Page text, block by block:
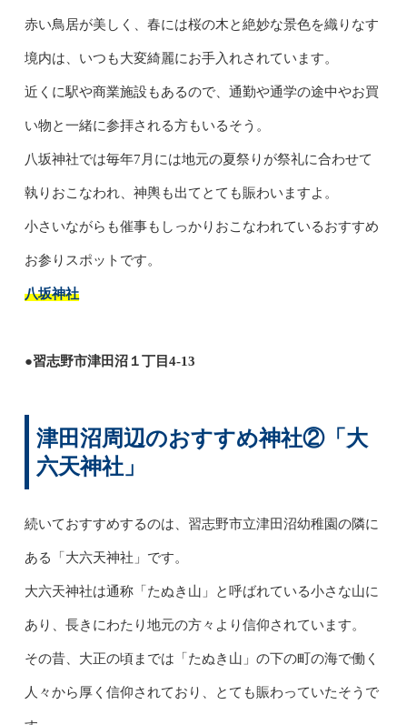
赤い鳥居が美しく、春には桜の木と絶妙な景色を織りなす
境内は、いつも大変綺麗にお手入れされています。
近くに駅や商業施設もあるので、通勤や通学の途中やお買
い物と一緒に参拝される方もいるそう。
八坂神社では毎年7月には地元の夏祭りが祭礼に合わせて
執りおこなわれ、神輿も出てとても賑わいますよ。
小さいながらも催事もしっかりおこなわれているおすすめ
お参りスポットです。
八坂神社
●習志野市津田沼１丁目4-13
津田沼周辺のおすすめ神社②「大
六天神社」
続いておすすめするのは、習志野市立津田沼幼稚園の隣に
ある「大六天神社」です。
大六天神社は通称「たぬき山」と呼ばれている小さな山に
あり、長きにわたり地元の方々より信仰されています。
その昔、大正の頃までは「たぬき山」の下の町の海で働く
人々から厚く信仰されており、とても賑わっていたそうで